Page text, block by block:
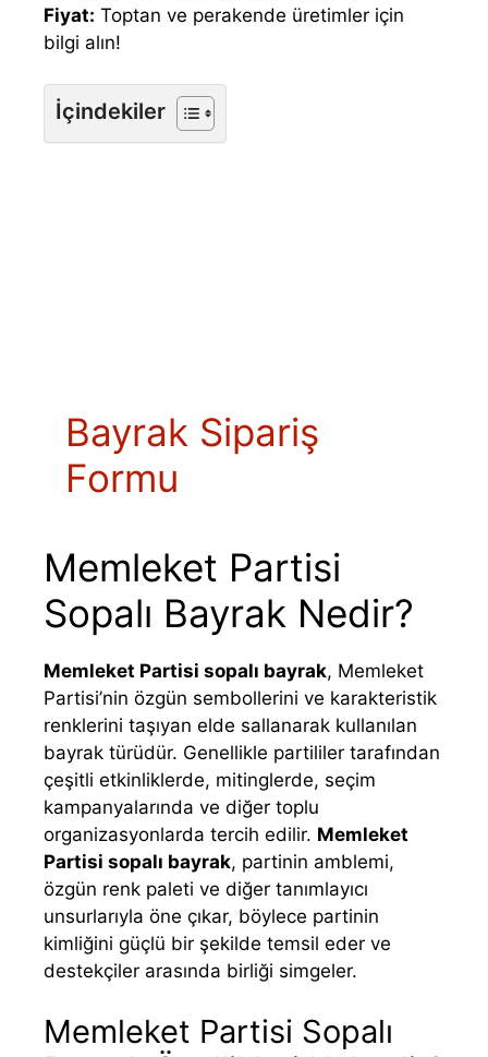
Fiyat: Toptan ve perakende üretimler için
bilgi alın!
İçindekiler
Bayrak Sipariş
Formu
Memleket Partisi
Sopalı Bayrak Nedir?
Memleket Partisi sopalı bayrak, Memleket
Partisi’nin özgün sembollerini ve karakteristik
renklerini taşıyan elde sallanarak kullanılan
bayrak türüdür. Genellikle partililer tarafından
çeşitli etkinliklerde, mitinglerde, seçim
kampanyalarında ve diğer toplu
organizasyonlarda tercih edilir. Memleket
Partisi sopalı bayrak, partinin amblemi,
özgün renk paleti ve diğer tanımlayıcı
unsurlarıyla öne çıkar, böylece partinin
kimliğini güçlü bir şekilde temsil eder ve
destekçiler arasında birliği simgeler.
Memleket Partisi Sopalı